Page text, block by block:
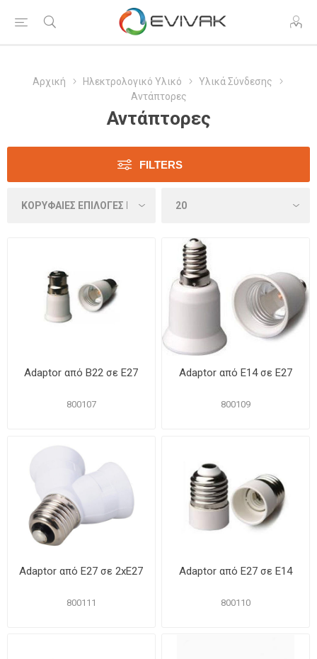
Αρχική Ηλεκτρολογικό Υλικό
Υλικά Σύνδεσης
Αντάπτορες
Αντάπτορες
FILTERS
Αdaptor από Β22 σε Ε27
800107
Αdaptor από Ε14 σε Ε27
800109
Αdaptor από Ε27 σε 2xΕ27
800111
Αdaptor από Ε27 σε Ε14
800110